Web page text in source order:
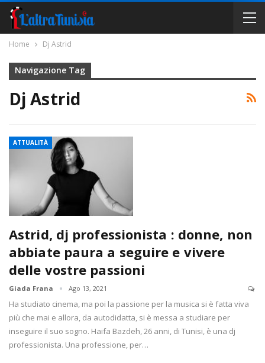
Home Dj Astrid
Navigazione Tag
Dj Astrid
ATTUALITÀ
Astrid, dj professionista : donne, non
abbiate paura a seguire e vivere
delle vostre passioni
Giada Frana Ago 13, 2021
Ha studiato cinema, ma poi la passione per la musica si è fatta viva
più che mai e allora, da autodidatta, si è messa a studiare per
inseguire il suo sogno. Haifa Bazdeh, 26 anni, di Tunisi, è una dj
professionista. Una professione, per…